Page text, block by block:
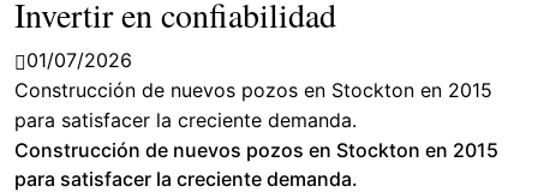
Invertir en confiabilidad
01/07/2026
Construcción de nuevos pozos en Stockton en 2015
para satisfacer la creciente demanda.
Construcción de nuevos pozos en Stockton en 2015
para satisfacer la creciente demanda.